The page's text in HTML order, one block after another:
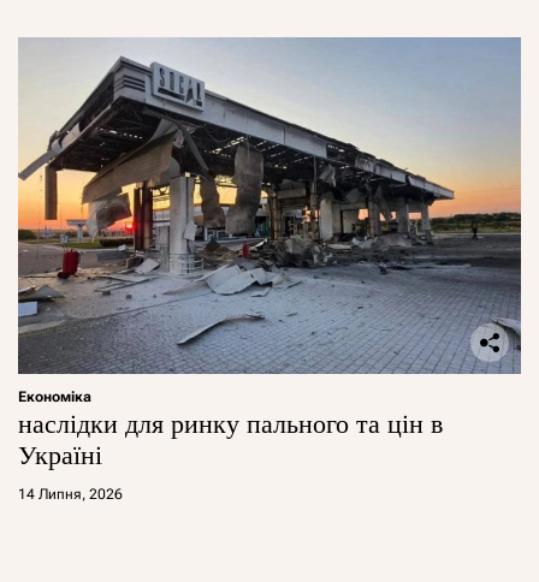
Економіка
наслідки для ринку пального та цін в
Україні
14 Липня, 2026